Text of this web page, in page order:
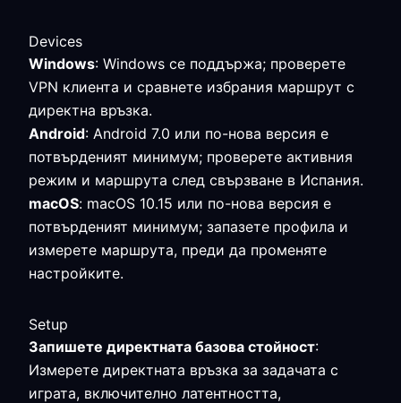
Devices
Windows: Windows се поддържа; проверете
VPN клиента и сравнете избрания маршрут с
директна връзка.
Android: Android 7.0 или по-нова версия е
потвърденият минимум; проверете активния
режим и маршрута след свързване в Испания.
macOS: macOS 10.15 или по-нова версия е
потвърденият минимум; запазете профила и
измерете маршрута, преди да променяте
настройките.
Setup
Запишете директната базова стойност:
Измерете директната връзка за задачата с
играта, включително латентността,